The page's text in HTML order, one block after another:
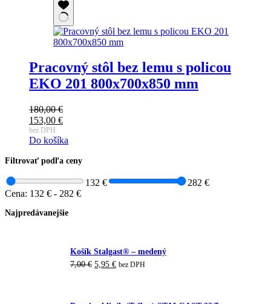
Pracovný stôl bez lemu s policou
EKO 201 800x700x850 mm
180,00€
Pôvodná
cena
bola:
153,00 €
Aktuálna
cena
153,00 €.
bez DPH
Do košíka
Filtrovať podľa ceny
132 €
282 €
Cena: 132 € - 282 €
Najpredávanejšie
Košík Stalgast® – medený
7,00€ Pôvodná
5,95 €Aktuálna
bez DPH